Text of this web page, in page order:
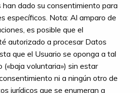
han dado su consentimiento para
específicos. Nota: Al amparo de
es posible que el
autorizado a procesar Datos
que el Usuario se oponga a tal
(«baja voluntaria») sin estar
ni a ningún otro de
jurídicos que se enumeran a